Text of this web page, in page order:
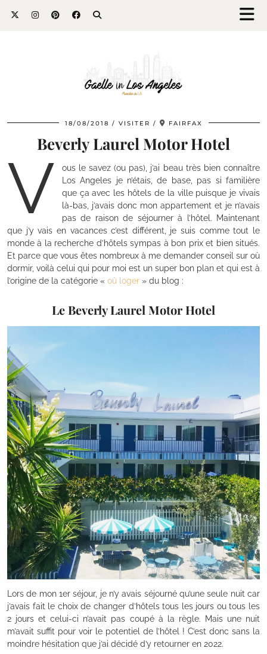
18/08/2018 VISITER FAIRFAX
Beverly Laurel Motor Hotel
V
ous le savez (ou pas), j’ai beau très bien connaître
Los Angeles je n’étais, de base, pas si familière
que ça avec les hôtels de la ville puisque je vivais
là-bas, j’avais donc mon appartement et je n’avais
pas de raison de séjourner à l’hôtel. Maintenant
que j’y vais en vacances c’est différent, je suis comme tout le
monde à la recherche d’hôtels sympas à bon prix et bien situés.
Et parce que vous êtes nombreux à me demander conseil sur où
dormir, voilà celui qui pour moi est un super bon plan et qui est à
l’origine de la catégorie « où loger » du blog :
Le Beverly Laurel Motor Hotel
Lors de mon 1er séjour, je n’y avais séjourné qu’une seule nuit car
j’avais fait le choix de changer d’hôtels tous les jours ou tous les
2 jours et celui-ci n’avait pas coupé à la règle. Mais une nuit
m’avait suffit pour voir le potentiel de l’hôtel ! C’est donc sans la
moindre hésitation que j’ai décidé d’y retourner en 2022.